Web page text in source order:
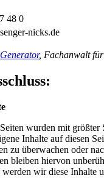
48 0
nicks.de
, Fachanwalt für
wurden mit
Inhalte auf diesen
zu überwachen oder
bleiben hiervon
wir diese Inhalte